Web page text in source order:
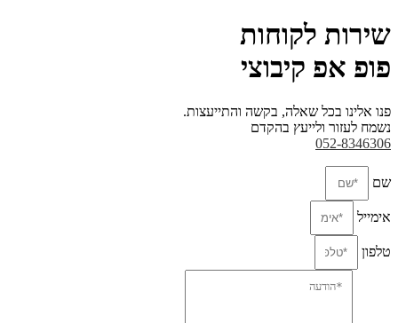
שירות לקוחות
פופ אפ קיבוצי
פנו אלינו בכל שאלה, בקשה והתייעצות.
נשמח לעזור ולייעץ בהקדם
052-8346306
שם
אימייל
טלפון